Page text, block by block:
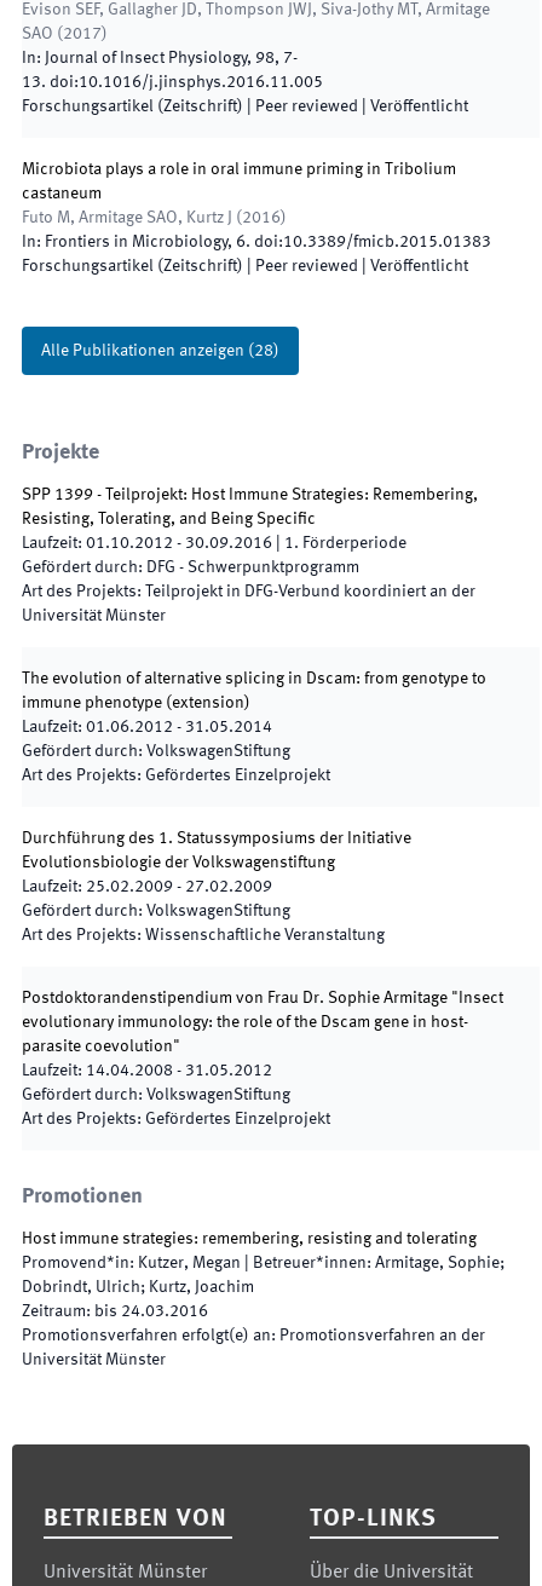
Evison SEF, Gallagher JD, Thompson JWJ, Siva-Jothy MT, Armitage
SAO ( 2017)
In: Journal of Insect Physiology, 98, 7-
13. doi:10.1016/j.jinsphys.2016.11.005
Forschungsartikel (Zeitschrift) | Peer reviewed Veröffentlicht
Microbiota plays a role in oral immune priming in Tribolium
castaneum
Futo M, Armitage SAO, Kurtz J
( 2016)
In: Frontiers in Microbiology, 6. doi:10.3389/fmicb.2015.01383
Forschungsartikel (Zeitschrift) | Peer reviewed Veröffentlicht
Alle Publikationen anzeigen (28)
Projekte
SPP 1399 - Teilprojekt: Host Immune Strategies: Remembering,
Resisting, Tolerating, and Being Specific
Laufzeit: 01.10.2012 - 30.09.2016 1. Förderperiode
Gefördert durch: DFG - Schwerpunktprogramm
Art des Projekts:
Teilprojekt in DFG-Verbund koordiniert an der
Universität Münster
The evolution of alternative splicing in Dscam: from genotype to
immune phenotype (extension)
Laufzeit: 01.06.2012 - 31.05.2014
Gefördert durch: VolkswagenStiftung
Art des Projekts: Gefördertes Einzelprojekt
Durchführung des 1. Statussymposiums der Initiative
Evolutionsbiologie der Volkswagenstiftung
Laufzeit: 25.02.2009 - 27.02.2009
Gefördert durch: VolkswagenStiftung
Art des Projekts: Wissenschaftliche Veranstaltung
Postdoktorandenstipendium von Frau Dr. Sophie Armitage "Insect
evolutionary immunology: the role of the Dscam gene in host-
parasite coevolution"
Laufzeit: 14.04.2008 - 31.05.2012
Gefördert durch: VolkswagenStiftung
Art des Projekts: Gefördertes Einzelprojekt
Promotionen
Host immune strategies: remembering, resisting and tolerating
Promovend*in: Kutzer, Megan Betreuer*innen: Armitage, Sophie;
Dobrindt, Ulrich; Kurtz, Joachim
Zeitraum: bis 24.03.2016
Promotionsverfahren erfolgt(e) an: Promotionsverfahren an der
Universität Münster
BETRIEBEN VON
Universität Münster
TOP-LINKS
Über die Universität